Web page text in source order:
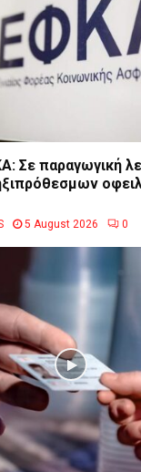
Σε παραγωγική
5 August 2026 0